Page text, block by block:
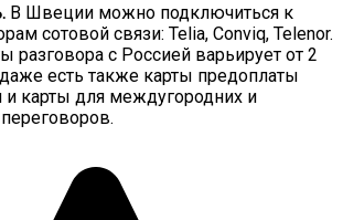
В Швеции можно подключиться к
сотовой связи: Telia, Conviq, Telenor.
разговора с Россией варьирует от 2
есть также карты предоплаты
и карты для междугородних и